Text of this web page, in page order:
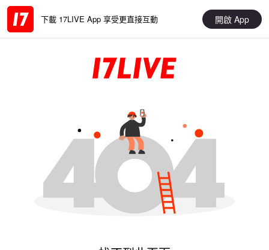
下載 17LIVE App 享受更直接互動 開啟 App